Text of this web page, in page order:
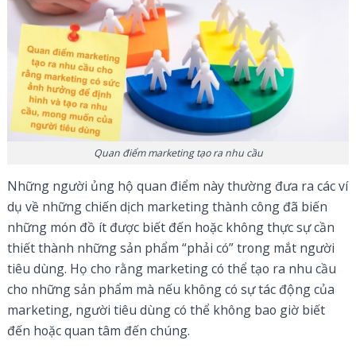
Quan điểm marketing tạo ra nhu cầu
Những người ủng hộ quan điểm này thường đưa ra các ví
dụ về những chiến dịch marketing thành công đã biến
những món đồ ít được biết đến hoặc không thực sự cần
thiết thành những sản phẩm “phải có” trong mắt người
tiêu dùng. Họ cho rằng marketing có thể tạo ra nhu cầu
cho những sản phẩm mà nếu không có sự tác động của
marketing, người tiêu dùng có thể không bao giờ biết
đến hoặc quan tâm đến chúng.